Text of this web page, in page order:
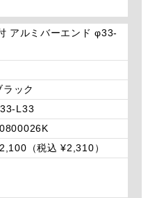
アルミバーエンド φ33-
ラック
L33
（税込 ¥2,310）